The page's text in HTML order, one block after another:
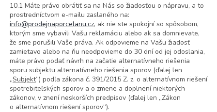
10.1 Máte právo obrátiť sa na Nás so žiadosťou o nápravu, a to
prostredníctvom e-mailu zaslaného na:
info@prodejnaporcelanu.cz, ak nie ste spokojní so spôsobom,
ktorým sme vybavili Vašu reklamáciu alebo ak sa domnievate,
že sme porušili Vaše práva. Ak odpovieme na Vašu žiadosť
zamietavo alebo na ňu neodpovieme do 30 dní od jej odoslania,
máte právo podať návrh na začatie alternatívneho riešenia
sporu subjektu alternatívneho riešenia sporov (ďalej len
„Subjekt“) podľa zákona č. 391/2015 Z. z. o alternatívnom riešení
spotrebiteľských sporov a o zmene a doplnení niektorých
zákonov, v znení neskorších predpisov (ďalej len „Zákon
o alternatívnom riešení sporov“).